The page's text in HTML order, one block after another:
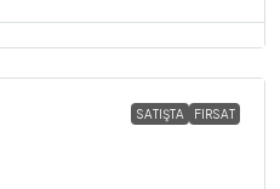
SATIŞTA FIRSAT